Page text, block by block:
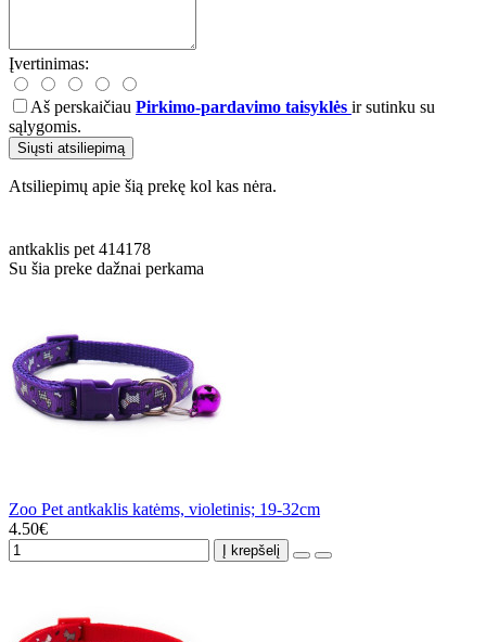
Įvertinimas:
Aš perskaičiau Pirkimo-pardavimo taisyklės ir sutinku su
sąlygomis.
Siųsti atsiliepimą
Atsiliepimų apie šią prekę kol kas nėra.
antkaklis pet 414178
Su šia preke dažnai perkama
Zoo Pet antkaklis katėms, violetinis; 19-32cm
4.50€
Į krepšelį